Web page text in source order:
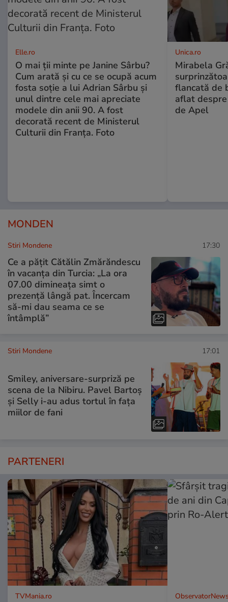
Elle.ro
O mai ții minte pe Janine Sârbu?
Cum arată și cu ce se ocupă acum
fosta soție a lui Adrian Sârbu și
unul dintre cele mai apreciate
modele din anii 90. A fost
decorată recent de Ministerul
Culturii din Franța. Foto
Unica.ro
Mirabela
flancată de
aflat
de Apel
MONDEN
Stiri Mondene 17:30
Ce a pățit Cătălin Zmărăndescu
în vacanța din Turcia: „La ora
07.00 dimineața simt o
prezență lângă pat. Încercam
să-mi dau seama ce se
întâmplă”
Stiri Mondene 17:01
Smiley, aniversare-surpriză pe
scena de la Nibiru. Pavel Bartoș
și Selly i-au adus tortul în fața
miilor de fani
PARTENERI
TVMania.ro